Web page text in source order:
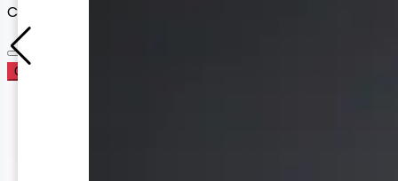
Cantidad
Comprar Ahora